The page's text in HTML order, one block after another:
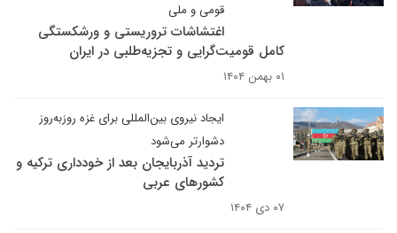
قومی و ملی
اغتشاشات تروریستی و ورشکستگی
کامل قومیت‌گرایی و تجزیه‌طلبی در ایران
۰۱ بهمن ۱۴۰۴
ایجاد نیروی بین‌المللی برای غزه روزبه‌روز
دشوارتر می‌شود
تردید آذربایجان بعد از خودداری ترکیه و
کشورهای عربی
۰۷ دی ۱۴۰۴